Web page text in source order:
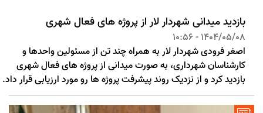
بازدید میدانی شهردار لار از پروژه های فعال شهری
1404/05/08 - 10:56
اصغر فرودی شهردار لار به همراه چند تن از مسئولین واحدها و
کارشناسان شهرداری، به صورت میدانی از پروژه های فعال شهری
بازدید کرد و از نزدیک روند پیشرفت پروژه ها رو مورد ارزیابی قرار داد.